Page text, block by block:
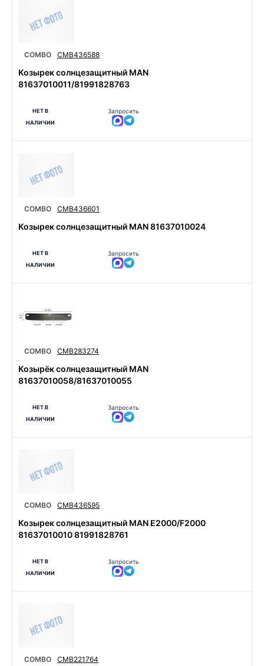
COMBO CMB436588
Козырек солнцезащитный MAN
81637010011/81991828763
НЕТ В
НАЛИЧИИ
Запросить
COMBO CMB436601
Козырек солнцезащитный MAN 81637010024
НЕТ В
НАЛИЧИИ
Запросить
COMBO CMB283274
Козырёк солнцезащитный MAN
81637010058/81637010055
НЕТ В
НАЛИЧИИ
Запросить
COMBO CMB436595
Козырек солнцезащитный MAN E2000/F2000
81637010010 81991828761
НЕТ В
НАЛИЧИИ
Запросить
COMBO CMB221764